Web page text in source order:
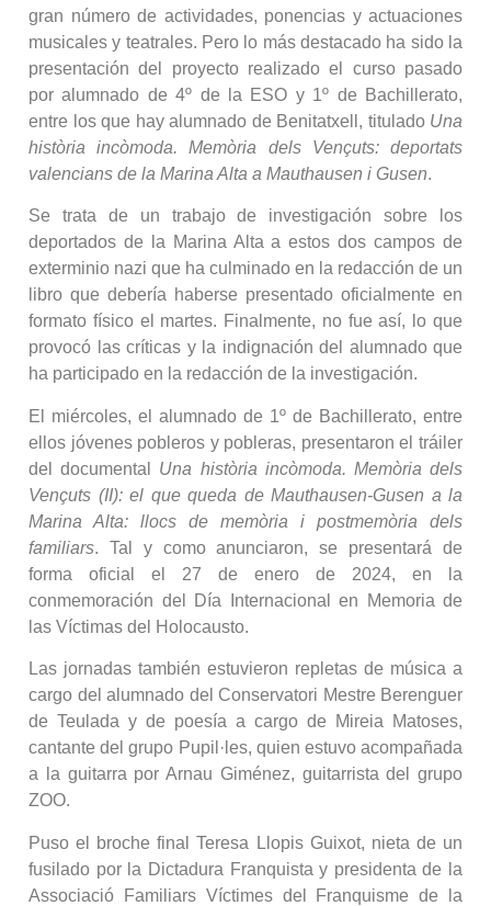
gran número de actividades, ponencias y actuaciones
musicales y teatrales. Pero lo más destacado ha sido la
presentación del proyecto realizado el curso pasado
por alumnado de 4º de la ESO y 1º de Bachillerato,
entre los que hay alumnado de Benitatxell, titulado Una
història incòmoda. Memòria dels Vençuts: deportats
valencians de la Marina Alta a Mauthausen i Gusen.
Se trata de un trabajo de investigación sobre los
deportados de la Marina Alta a estos dos campos de
exterminio nazi que ha culminado en la redacción de un
libro que debería haberse presentado oficialmente en
formato físico el martes. Finalmente, no fue así, lo que
provocó las críticas y la indignación del alumnado que
ha participado en la redacción de la investigación.
El miércoles, el alumnado de 1º de Bachillerato, entre
ellos jóvenes pobleros y pobleras, presentaron el tráiler
del documental Una història incòmoda. Memòria dels
Vençuts (II): el que queda de Mauthausen-Gusen a la
Marina Alta: llocs de memòria i postmemòria dels
familiars. Tal y como anunciaron, se presentará de
forma oficial el 27 de enero de 2024, en la
conmemoración del Día Internacional en Memoria de
las Víctimas del Holocausto.
Las jornadas también estuvieron repletas de música a
cargo del alumnado del Conservatori Mestre Berenguer
de Teulada y de poesía a cargo de Mireia Matoses,
cantante del grupo Pupil·les, quien estuvo acompañada
a la guitarra por Arnau Giménez, guitarrista del grupo
ZOO.
Puso el broche final Teresa Llopis Guixot, nieta de un
fusilado por la Dictadura Franquista y presidenta de la
Associació Familiars Víctimes del Franquisme de la